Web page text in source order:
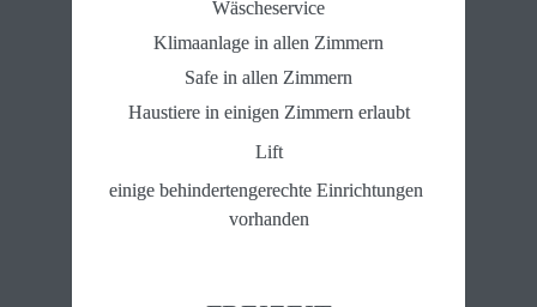
Wäscheservice
Klimaanlage in allen Zimmern
Safe in allen Zimmern
Haustiere in einigen Zimmern erlaubt
Lift
einige behindertengerechte Einrichtungen
vorhanden